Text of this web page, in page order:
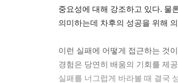
중요성에 대해 강조하고 있다. 물
의미하는데 차후의 성공을 위해
이런 실패에 어떻게 접근하는 것
경험은 당연히 배움의 기회를 제
실패를 너그럽게 바라볼 때 결국